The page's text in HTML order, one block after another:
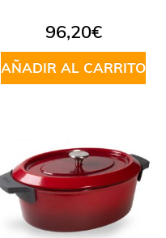
96,20€
AÑADIR AL CARRITO